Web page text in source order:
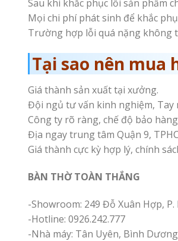
Sau khi khắc phục lỗi sản phẩm
Mọi chi phí phát sinh để khắc
Trường hợp lỗi quá nặng không
Tại sao nên mua
Giá thành sản xuất tại xưởng.
Đội ngủ tư vấn kinh nghiệm,
Công ty rõ ràng, chế độ bảo
Địa ngay trung tâm Quận 9,
Giá thành cực kỳ hợp lý, chính
BÀN THỜ TOÀN THẮNG
-Showroom: 249 Đỗ Xuân Hợp,
-Hotline: 0926.242.777
-Nhà máy: Tân Uyên, Bình